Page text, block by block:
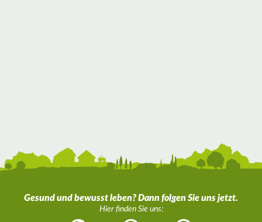
Gesund und bewusst leben? Dann folgen Sie uns jetzt.
Hier finden Sie uns: